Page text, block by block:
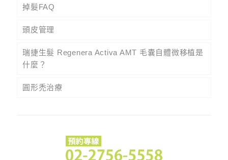
掉髮FAQ
頭皮管理
瑞捷生髮 Regenera Activa AMT 毛囊自體微移植是
什麼？
圓形禿治療